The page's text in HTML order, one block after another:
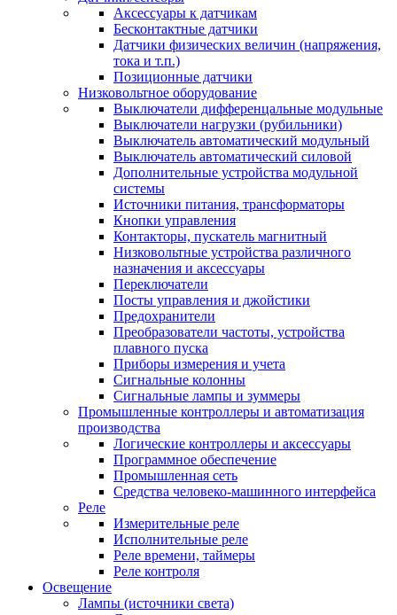
Аксессуары к датчикам
Бесконтактные датчики
Датчики физических величин (напряжения,
тока и т.п.)
Позиционные датчики
Низковольтное оборудование
Выключатели дифференцальные модульные
Выключатели нагрузки (рубильники)
Выключатель автоматический модульный
Выключатель автоматический силовой
Дополнительные устройства модульной
системы
Источники питания, трансформаторы
Кнопки управления
Контакторы, пускатель магнитный
Низковольтные устройства различного
назначения и аксессуары
Переключатели
Посты управления и джойстики
Предохранители
Преобразователи частоты, устройства
плавного пуска
Приборы измерения и учета
Сигнальные колонны
Сигнальные лампы и зуммеры
Промышленные контроллеры и автоматизация
производства
Логические контроллеры и аксессуары
Программное обеспечение
Промышленная сеть
Средства человеко-машинного интерфейса
Реле
Измерительные реле
Исполнительные реле
Реле времени, таймеры
Реле контроля
Освещение
Лампы (источники света)